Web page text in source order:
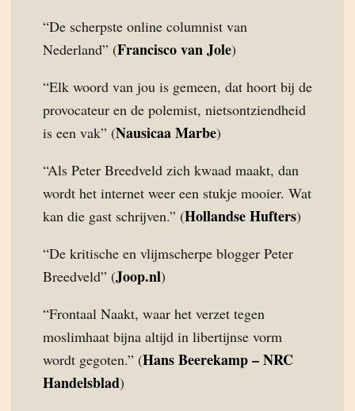
“De scherpste online columnist van
Nederland” (Francisco van Jole)
“Elk woord van jou is gemeen, dat hoort bij de
provocateur en de polemist, nietsontziendheid
is een vak” (Nausicaa Marbe)
“Als Peter Breedveld zich kwaad maakt, dan
wordt het internet weer een stukje mooier. Wat
kan die gast schrijven.” (Hollandse Hufters)
“De kritische en vlijmscherpe blogger Peter
Breedveld” (Joop.nl)
“Frontaal Naakt, waar het verzet tegen
moslimhaat bijna altijd in libertijnse vorm
wordt gegoten.” (Hans Beerekamp – NRC
Handelsblad)